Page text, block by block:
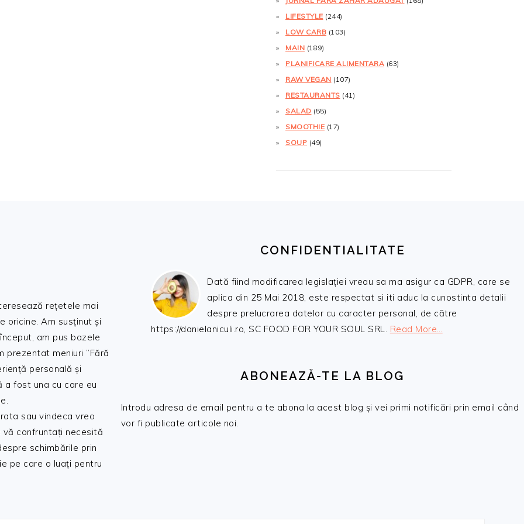
LIFESTYLE (244)
LOW CARB (103)
MAIN (189)
PLANIFICARE ALIMENTARA (63)
RAW VEGAN (107)
RESTAURANTS (41)
SALAD (55)
SMOOTHIE (17)
SOUP (49)
rețetele mai
oricine. Am susținut și
am pus bazele
prezentat meniuri ”Fără
personală și
a fost una cu care eu
sau vindeca vreo
confruntați necesită
schimbările prin
pe care o luați pentru
CONFIDENTIALITATE
Dată fiind modificarea legislației vreau sa ma asigur ca GDPR, care se
aplica din 25 Mai 2018, este respectat si iti aduc la cunostinta detalii
despre prelucrarea datelor cu caracter personal, de către
https://danielaniculi.ro, SC FOOD FOR YOUR SOUL SRL. Read More…
ABONEAZĂ-TE LA BLOG
Introdu adresa de email pentru a te abona la acest blog și vei primi notificări prin email când
vor fi publicate articole noi.